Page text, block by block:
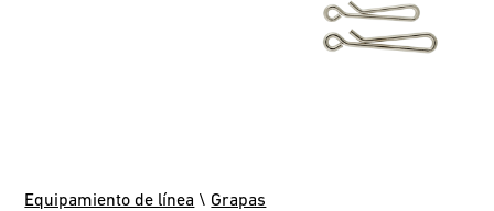
Equipamiento de línea \ Grapas